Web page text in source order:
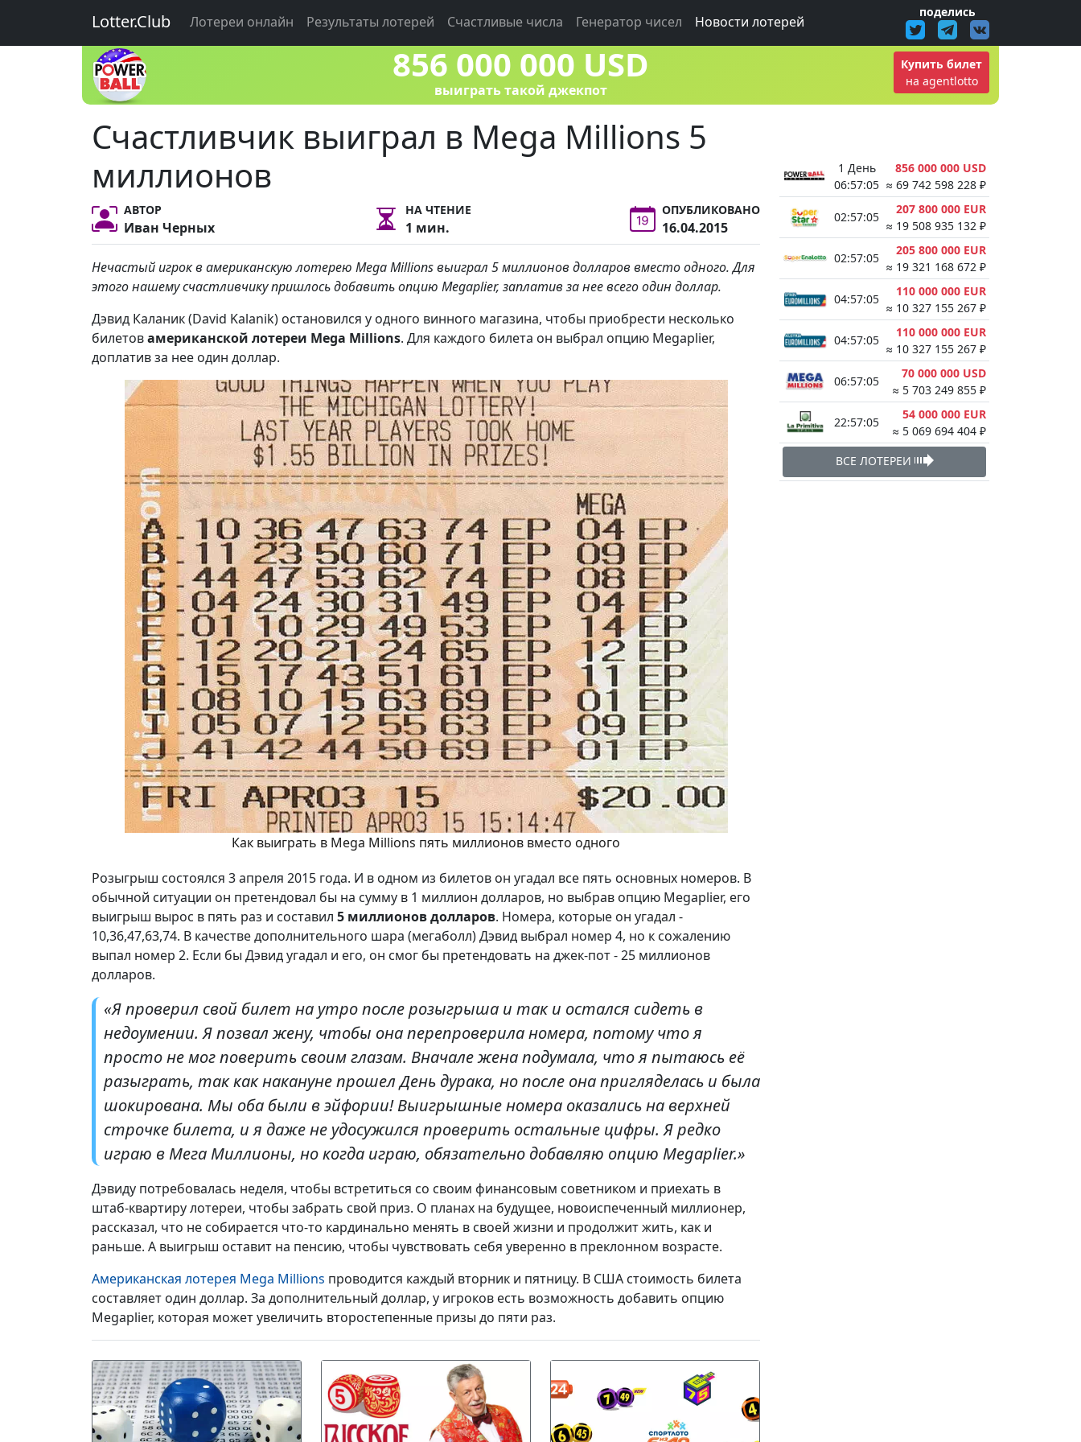
Lotter.Club Лотереи онлайн Результаты лотерей Счастливые числа Генератор чисел Новости лотерей
поделись
856 000 000 USD
выиграть такой джекпот
Купить билет
на agentlotto
Счастливчик выиграл в Mega Millions 5
миллионов
АВТОР
Иван Черных
НА ЧТЕНИЕ
1 мин.
ОПУБЛИКОВАНО
16.04.2015
Нечастый игрок в американскую лотерею Mega Millions выиграл 5 миллионов долларов вместо одного. Для
этого нашему счастливчику пришлось добавить опцию Megaplier, заплатив за нее всего один доллар.
Дэвид Каланик (David Kalanik) остановился у одного винного магазина, чтобы приобрести несколько
билетовамериканской лотереи Mega Millions. Для каждого билета он выбрал опцию Megaplier,
доплатив за нее один доллар.
Как выиграть в Mega Millions пять миллионов вместо одного
Розыгрыш состоялся 3 апреля 2015 года. И в одном из билетов он угадал все пять основных номеров. В
обычной ситуации он претендовал бы на сумму в 1 миллион долларов, но выбрав опцию Megaplier, его
выигрыш вырос в пять раз и составил 5 миллионов долларов. Номера, которые он угадал -
10,36,47,63,74. В качестве дополнительного шара (мегаболл) Дэвид выбрал номер 4, но к сожалению
выпал номер 2. Если бы Дэвид угадал и его, он смог бы претендовать на джек-пот - 25 миллионов
долларов.
«Я проверил свой билет на утро после розыгрыша и так и остался сидеть в
недоумении. Я позвал жену, чтобы она перепроверила номера, потому что я
просто не мог поверить своим глазам. Вначале жена подумала, что я пытаюсь её
разыграть, так как накануне прошел День дурака, но после она пригляделась и была
шокирована. Мы оба были в эйфории! Выигрышные номера оказались на верхней
строчке билета, и я даже не удосужился проверить остальные цифры. Я редко
играю в Мега Миллионы, но когда играю, обязательно добавляю опцию Megaplier.»
Дэвиду потребовалась неделя, чтобы встретиться со своим финансовым советником и приехать в
штаб-квартиру лотереи, чтобы забрать свой приз. О планах на будущее, новоиспеченный миллионер,
рассказал, что не собирается что-то кардинально менять в своей жизни и продолжит жить, как и
раньше. А выигрыш оставит на пенсию, чтобы чувствовать себя уверенно в преклонном возрасте.
Американская лотерея Mega Millions проводится каждый вторник и пятницу. В США стоимость билета
составляет один доллар. За дополнительный доллар, у игроков есть возможность добавить опцию
Megaplier, которая может увеличить второстепенные призы до пяти раз.
1 День
06:57:05
856 000 000 USD
≈ 69 742 598 228 ₽
02:57:05
207 800 000 EUR
≈ 19 508 935 132 ₽
02:57:05
205 800 000 EUR
≈ 19 321 168 672 ₽
04:57:05
110 000 000 EUR
≈ 10 327 155 267 ₽
04:57:05
110 000 000 EUR
≈ 10 327 155 267 ₽
06:57:05
70 000 000 USD
≈ 5 703 249 855 ₽
22:57:05
54 000 000 EUR
≈ 5 069 694 404 ₽
ВСЕ ЛОТЕРЕИ